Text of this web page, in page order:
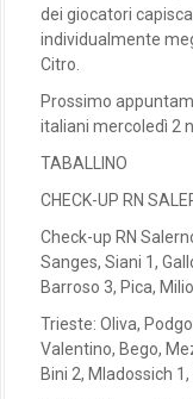
dei giocatori
individualmente
Citro.
Prossimo
italiani mercoledì 2
TABALLINO
CHECK-UP RN
Check-up RN
Sanges, Siani 1,
Barroso 3, Pica,
Trieste: Oliva,
Valentino, Bego,
Bini 2, Mladossich